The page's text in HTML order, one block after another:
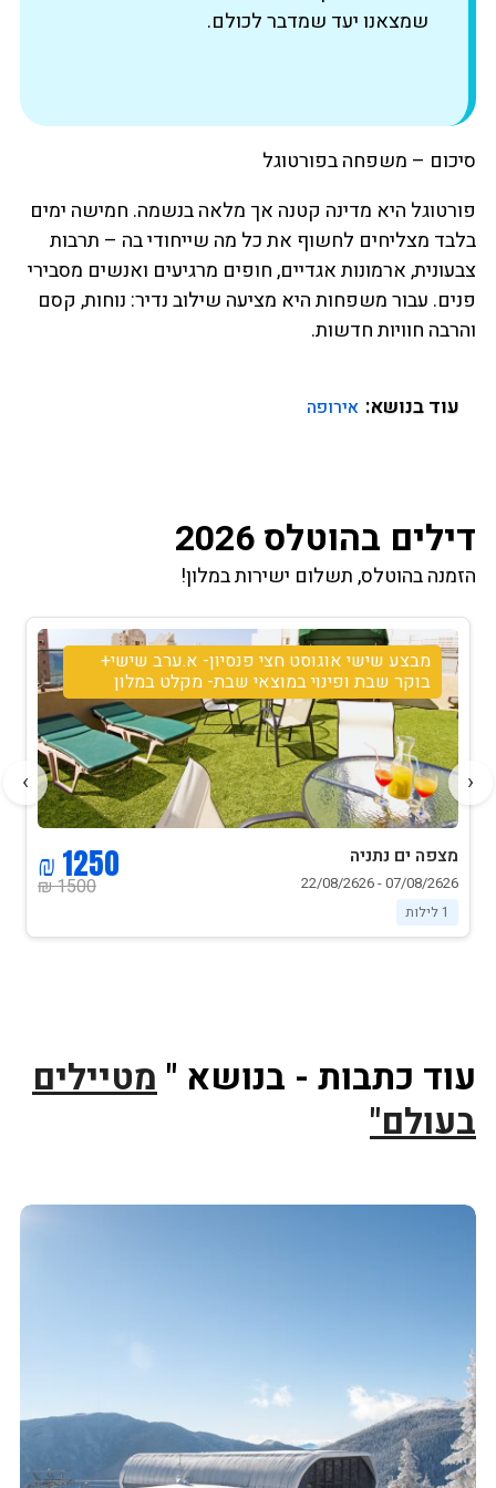
שמצאנו יעד שמדבר לכולם.
סיכום – משפחה בפורטוגל
פורטוגל היא מדינה קטנה אך מלאה בנשמה. חמישה ימים
בלבד מצליחים לחשוף את כל מה שייחודי בה – תרבות
צבעונית, ארמונות אגדיים, חופים מרגיעים ואנשים מסבירי
פנים. עבור משפחות היא מציעה שילוב נדיר: נוחות, קסם
והרבה חוויות חדשות.
עוד בנושא: אירופה
דילים בהוטלס 2026
הזמנה בהוטלס, תשלום ישירות במלון!
מבצע שישי אוגוסט חצי פנסיון- א.ערב שישי+
בוקר שבת ופינוי במוצאי שבת- מקלט במלון
מצפה ים נתניה
07/08/2626 - 22/08/2626
1 לילות
1500 ₪
1250 ₪
‹
›
עוד כתבות - בנושא "מטיילים
בעולם"